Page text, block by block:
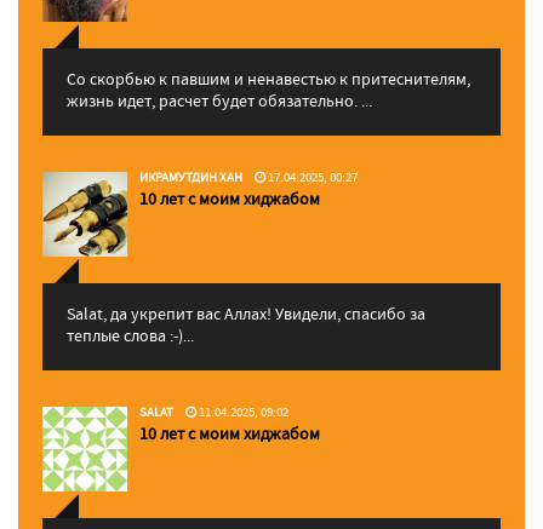
Со скорбью к павшим и ненавестью к притеснителям,
жизнь идет, расчет будет обязательно. ...
ИКРАМУТДИН ХАН 17.04.2025, 00:27
10 лет с моим хиджабом
Salat, да укрепит вас Аллаx! Увидели, спасибо за
теплые слова :-)...
SALAT 11.04.2025, 09:02
10 лет с моим хиджабом